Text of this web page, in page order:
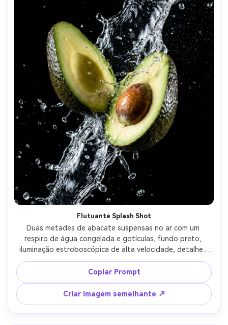
Flutuante Splash Shot
Duas metades de abacate suspensas no ar com um
respiro de água congelada e gotículas, fundo preto,
iluminação estroboscópica de alta velocidade, detalhes
ultra-nítidos, visual dinâmico de anúncio comercial de
alimentos, tirado em lente de 100mm, reflexos nítidos,
contraste dramático, congelamento de movimento
fotorealista-AR 4:5
Copiar Prompt
Criar imagem semelhante ↗